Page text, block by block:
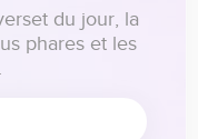
du jour, la
phares et les